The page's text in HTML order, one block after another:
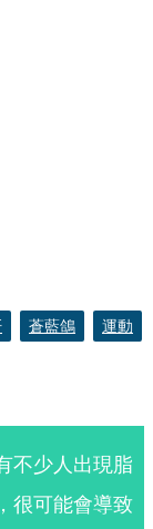
蒼藍鴿
運動
不少人出現脂
很可能會導致